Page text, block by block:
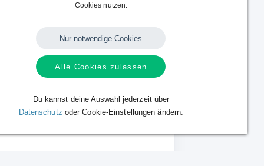
Cookies nutzen.
Nur notwendige Cookies
Alle Cookies zulassen
Du kannst deine Auswahl jederzeit über
Datenschutz oder Cookie-Einstellungen ändern.